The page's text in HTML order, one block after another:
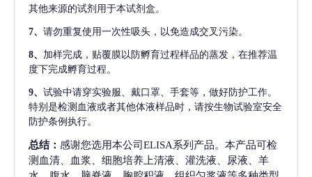
其他来源的试剂用于本试剂盒。
7、 请勿重复使用一次性吸头，以免造成交叉污染。
8、 加样完成，贴覆膜以防孵育过程样品的蒸发，在推荐温
度下完成孵育过程。
9、 试验中请穿实验服、戴口罩、手套等，做好防护工作。
特别是检测血液或者其他体液样品时，请按生物试验室安全
防护条例执行。
总结： 感谢您选用本公司ELISA系列产品。本产品可检
测血清、血浆、细胞培养上清液、灌洗液、尿液、羊